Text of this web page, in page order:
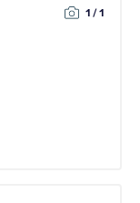
1 / 1